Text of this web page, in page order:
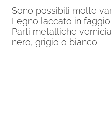
Sono possibili molte
Legno laccato in
Parti metalliche
nero, grigio o bianco